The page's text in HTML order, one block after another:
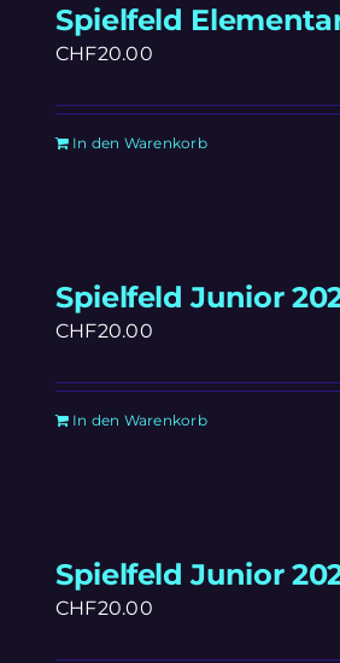
Spielfeld
CHF20.00
In den Warenkorb
Spielfeld Junior
CHF20.00
In den Warenkorb
Spielfeld Junior
CHF20.00